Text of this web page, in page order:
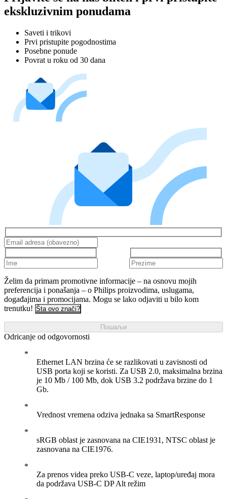
ekskluzivnim ponudama
Saveti i trikovi
Prvi pristupite pogodnostima
Posebne ponude
Povrat u roku od 30 dana
Želim da primam promotivne informacije – na osnovu mojih
preferencija i ponašanja – o Philips proizvodima, uslugama,
događajima i promocijama. Mogu se lako odjaviti u bilo kom
trenutku! Šta ovo znači?
Пошаљи
Odricanje od odgovornosti
Ethernet LAN brzina će se razlikovati u zavisnosti od
USB porta koji se koristi. Za USB 2.0, maksimalna brzina
je 10 Mb / 100 Mb, dok USB 3.2 podržava brzine do 1
Gb.
Vrednost vremena odziva jednaka sa SmartResponse
sRGB oblast je zasnovana na CIE1931, NTSC oblast je
zasnovana na CIE1976.
Za prenos videa preko USB-C veze, laptop/uređaj mora
da podržava USB-C DP Alt režim